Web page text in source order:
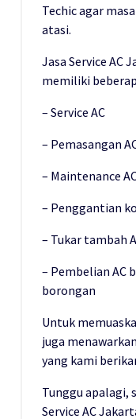
Techic agar
atasi.
Jasa Service AC
memiliki
– Service AC
– Pemasangan
– Maintenance
– Penggantian
– Tukar tambah
– Pembelian AC
borongan
Untuk
juga
yang kami
Tunggu apalagi,
Service AC